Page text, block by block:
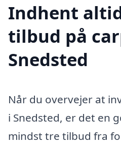
Indhent
tilbud på
Snedsted
Når du overvejer at
i Snedsted, er det en
mindst tre tilbud fra